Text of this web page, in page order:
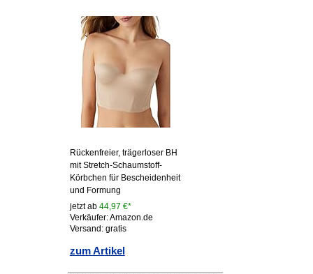
Rückenfreier, trägerloser BH
mit Stretch-Schaumstoff-
Körbchen für Bescheidenheit
und Formung
jetzt ab 44,97 €*
Verkäufer: Amazon.de
Versand: gratis
zum Artikel